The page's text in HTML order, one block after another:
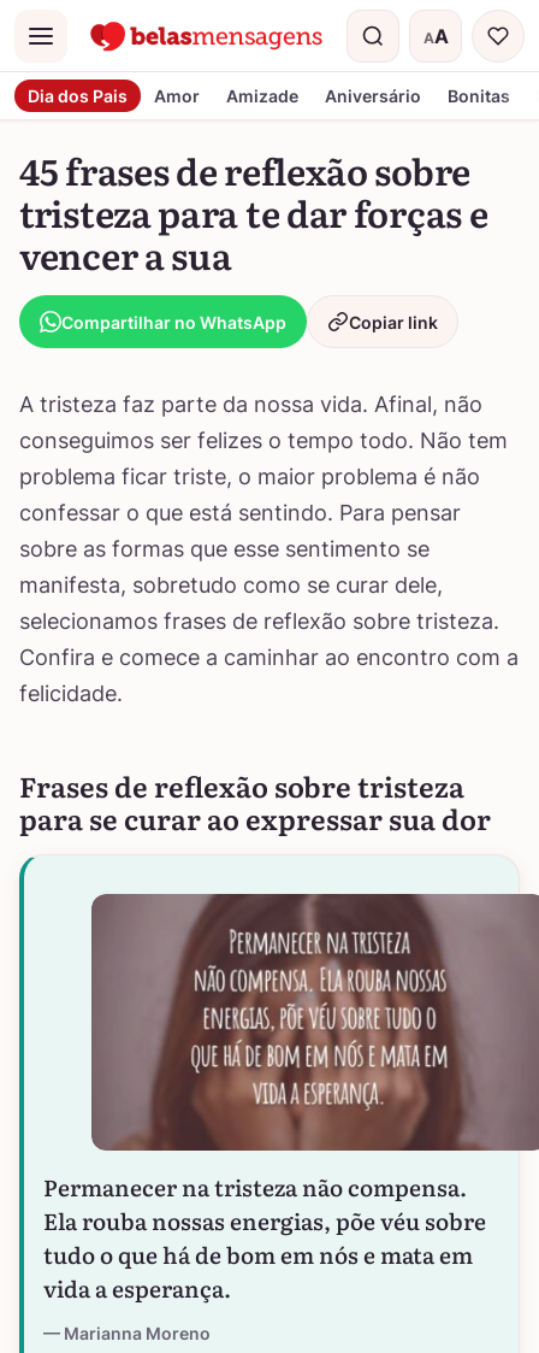
Menu AA
Tamanho do
Dia dos Pais Amor Amizade Aniversário Bonitas
45 frases de reflexão sobre
tristeza para te dar forças e
vencer a sua
Compartilhar no WhatsApp Copiar link
A tristeza faz parte da nossa vida. Afinal, não
conseguimos ser felizes o tempo todo. Não tem
problema ficar triste, o maior problema é não
confessar o que está sentindo. Para pensar
sobre as formas que esse sentimento se
manifesta, sobretudo como se curar dele,
selecionamos frases de reflexão sobre tristeza.
Confira e comece a caminhar ao encontro com a
felicidade.
Frases de reflexão sobre tristeza
para se curar ao expressar sua dor
Permanecer na tristeza não compensa.
Ela rouba nossas energias, põe véu sobre
tudo o que há de bom em nós e mata em
vida a esperança.
Marianna Moreno